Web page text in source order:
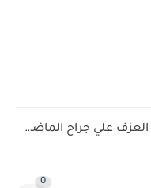
رواية العزف علي جراح الماضي كامله وحصريه بقلم فردوس عبداللطيف
0